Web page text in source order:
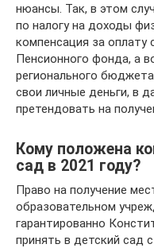
нюансы. Так, в этом
по налогу на доходы
компенсация за оплату
Пенсионного фонда, а
регионального
свои личные деньги, в
претендовать на
Кому положена
сад в 2021 году?
Право на получение
образовательном
гарантированно
принять в детский сад